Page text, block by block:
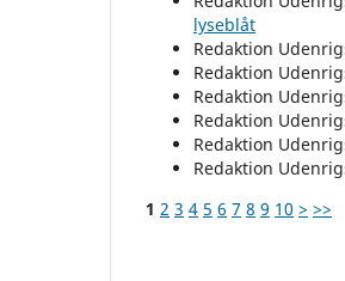
lyseblåt
Redaktion
Redaktion
Redaktion
Redaktion
Redaktion
Redaktion
1 2 3 4 5 6 7 8 9 10 > >>